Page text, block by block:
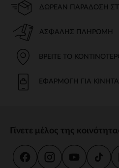
ΔΩΡΕΆΝ ΠΑΡΆΔΟΣΗ
ΑΣΦΑΛΉΣ ΠΛΗΡΩΜΉ
ΒΡΕΊΤΕ ΤΟ
ΕΦΑΡΜΟΓΉ ΓΙΑ ΚΙΝΗΤΆ
Γίνετε μέλος της